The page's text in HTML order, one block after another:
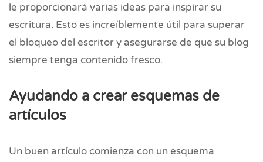
le proporcionará varias ideas para inspirar su
escritura. Esto es increíblemente útil para superar
el bloqueo del escritor y asegurarse de que su blog
siempre tenga contenido fresco.
Ayudando a crear esquemas de
artículos
Un buen artículo comienza con un esquema